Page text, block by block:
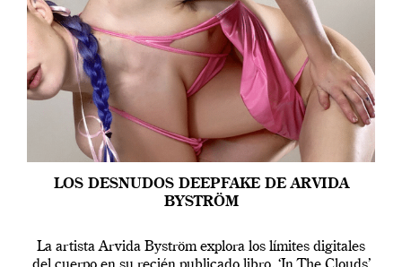
LOS DESNUDOS DEEPFAKE DE ARVIDA
BYSTRÖM
La artista Arvida Byström explora los límites digitales